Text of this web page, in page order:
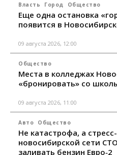
Власть Город Общество
Еще одна остановка
появится в
09 августа 2026, 12:00
Общество
Места в колледжах
«бронировать» со
09 августа 2026, 11:00
Авто Общество
Не катастрофа, а
новосибирской сети
заливать бензин Евро‑2